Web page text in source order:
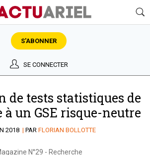
S'ABONNER
SE CONNECTER
de tests statistiques de
un GSE risque-neutre
2018 | PAR FLORIAN BOLLOTTE
N°29 - Recherche